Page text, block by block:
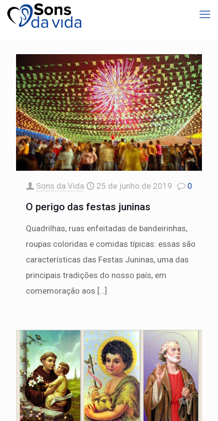
Sons da Vida 25 de junho de 2019 0
O perigo das festas juninas
Quadrilhas, ruas enfeitadas de bandeirinhas,
roupas coloridas e comidas típicas: essas são
características das Festas Juninas, uma das
principais tradições do nosso país, em
comemoração aos […]